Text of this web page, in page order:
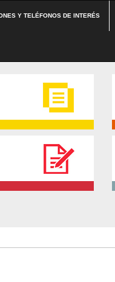
Y TELÉFONOS DE INTERÉS